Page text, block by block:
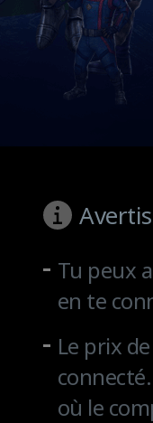
Tu peux
en te
Le prix
où le